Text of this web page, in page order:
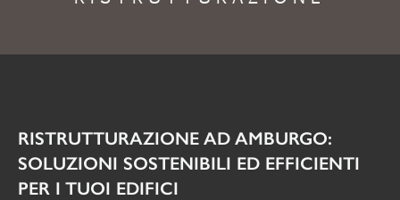
RISTRUTTURAZIONE AD AMBURGO:
SOLUZIONI SOSTENIBILI ED EFFICIENTI
PER I TUOI EDIFICI